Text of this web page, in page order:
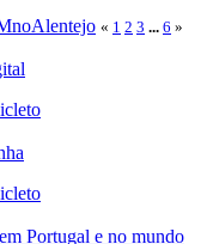
« 1 2 3 ... 6 »
Portugal e no mundo